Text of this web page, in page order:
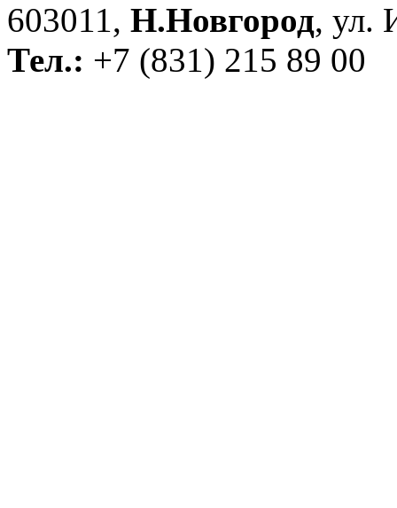
603011, Н.Новгород, ул.
Тел.: +7 (831) 215 89 00